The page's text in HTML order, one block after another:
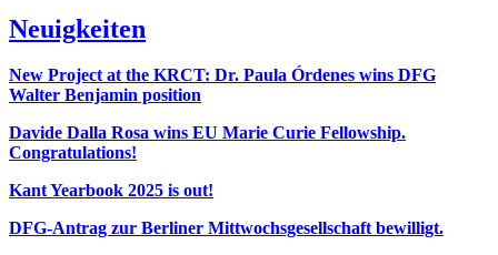
Neuigkeiten
New Project at the KRCT: Dr. Paula Órdenes wins DFG
Walter Benjamin position
Davide Dalla Rosa wins EU Marie Curie Fellowship.
Congratulations!
Kant Yearbook 2025 is out!
DFG-Antrag zur Berliner Mittwochsgesellschaft bewilligt.